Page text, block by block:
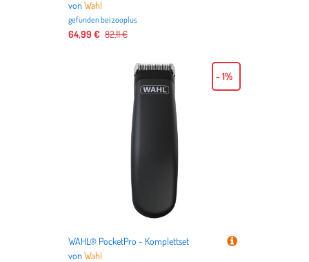
vonWahl
gefunden beizooplus
64,99 € 82,11 €
WAHL® PocketPro - Komplettset
vonWahl
- 1%